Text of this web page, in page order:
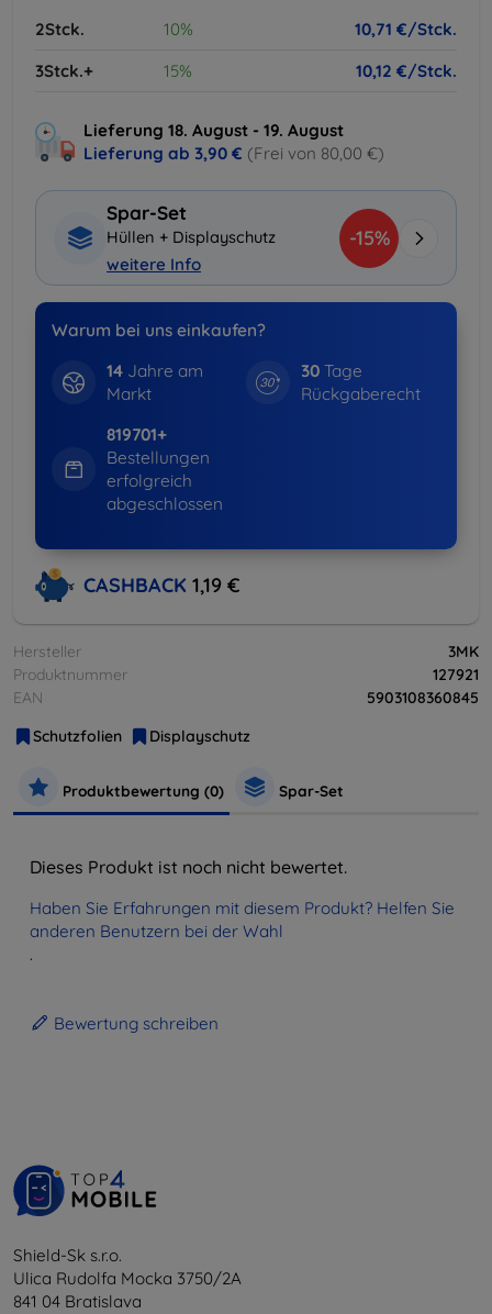
2Stck.
10%
10,71 €/Stck.
3Stck.+
15% 10,12 €/Stck.
Lieferung 18. August - 19. August
Lieferung ab 3,90 € (Frei von 80,00 €)
Spar-Set
Hüllen + Displayschutz
weitere Info
-15%
Warum bei uns einkaufen?
14Jahre am
Markt
30 Tage
Rückgaberecht
819701+
Bestellungen
erfolgreich
abgeschlossen
CASHBACK 1,19 €
Hersteller
3MK
Produktnummer
127921
EAN
5903108360845
Schutzfolien
Displayschutz
Produktbewertung (0) Spar-Set
Dieses Produkt ist noch nicht bewertet.
Haben Sie Erfahrungen mit diesem Produkt? Helfen Sie
anderen Benutzern bei der Wahl
.
Bewertung schreiben
Shield-Sk s.r.o.
Ulica Rudolfa Mocka 3750/2A
841 04 Bratislava